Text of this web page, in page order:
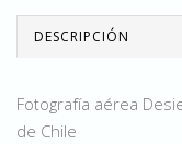
DESCRIPCIÓN
Fotografía aérea
de Chile